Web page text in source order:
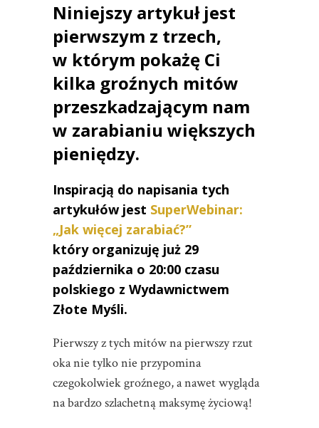
Niniejszy artykuł jest
pierwszym z trzech,
w którym pokażę Ci
kilka groźnych mitów
przeszkadzającym nam
w zarabianiu większych
pieniędzy.
Inspiracją do napisania tych
artykułów jest SuperWebinar:
„Jak więcej zarabiać?”
który organizuję już 29
października o 20:00 czasu
polskiego z Wydawnictwem
Złote Myśli.
Pierwszy z tych mitów na pierwszy rzut
oka nie tylko nie przypomina
czegokolwiek groźnego, a nawet wygląda
na bardzo szlachetną maksymę życiową!